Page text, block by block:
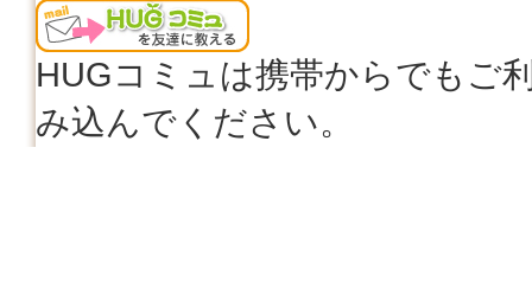
HUGコミュは携帯からでもご
み込んでください。